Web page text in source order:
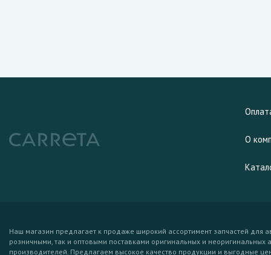
О
Наш магазин предлагает к продаже широкий ассортимент запчастей для
розничными, так и оптовыми поставками оригинальных и неоригинальных
производителей. Предлагаем высокое качество продукции и выгодные